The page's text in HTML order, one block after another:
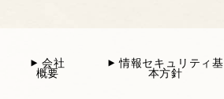
会社
概要
情報セキュリティ基
本方針